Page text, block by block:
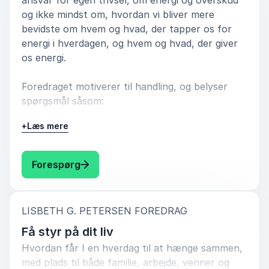
og muligvis også bruge hende igen.
Hanne Lange
Jutlander Bank, Hobro/Aars
Lisbeth G. Petersen
godt ind i PN´s situation lige nu. Udstråler meget
Lisbeth G. Petersen
5ud af 5
Super godt foredrag. Meget relevant . Alvor,
formidlet med et dejligt glimt i øjet.
og ikke mindst om, hvordan vi bliver mere
bevidste om hvem og hvad, der tapper os for
energi i hverdagen, og hvem og hvad, der giver
os energi.
Foredraget motiverer til handling, og belyser
spørgsmål såsom:
Hvordan kan vi styre stress og bevare
Hvordan får vi skabt åndehuller i hverdagen?
begrænsninger?
Hvordan er det egentlig lige, vi snakker sammen
og opfører os?
+Læs mere
Forespørg: Lisbeth G. Petersen Arbejdsglæde og
LISBETH G. PETERSEN FOREDRAG
Få styr på dit liv
Hvordan får I en hverdag til at hænge sammen,
med plads til både familie, arbejde, venner og